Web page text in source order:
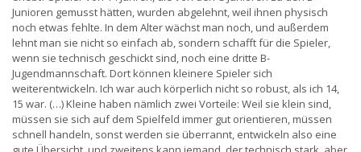
Junioren gemusst hätten, wurden abgelehnt, weil ihnen physisch
noch etwas fehlte. In dem Alter wächst man noch, und außerdem
lehnt man sie nicht so einfach ab, sondern schafft für die Spieler,
wenn sie technisch geschickt sind, noch eine dritte B-
Jugendmannschaft. Dort können kleinere Spieler sich
weiterentwickeln. Ich war auch körperlich nicht so robust, als ich 14,
15 war. (…) Kleine haben nämlich zwei Vorteile: Weil sie klein sind,
müssen sie sich auf dem Spielfeld immer gut orientieren, müssen
schnell handeln, sonst werden sie überrannt, entwickeln also eine